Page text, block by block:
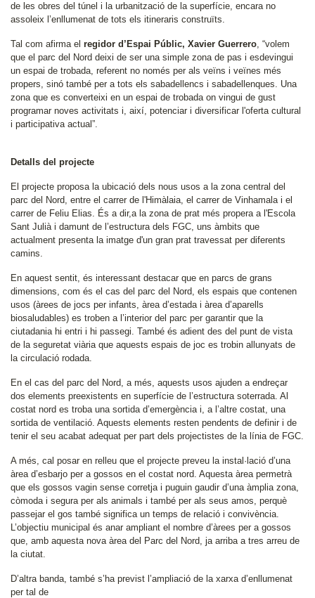
de les obres del túnel i la urbanització de la superfície, encara no
assoleix l’enllumenat de tots els itineraris construïts.
Tal com afirma el regidor d’Espai Públic, Xavier Guerrero, “volem
que el parc del Nord deixi de ser una simple zona de pas i esdevingui
un espai de trobada, referent no només per als veïns i veïnes més
propers, sinó també per a tots els sabadellencs i sabadellenques. Una
zona que es converteixi en un espai de trobada on vingui de gust
programar noves activitats i, així, potenciar i diversificar l'oferta cultural
i participativa actual”.
Detalls del projecte
El projecte proposa la ubicació dels nous usos a la zona central del
parc del Nord, entre el carrer de l'Himàlaia, el carrer de Vinhamala i el
carrer de Feliu Elias. És a dir,a la zona de prat més propera a l'Escola
Sant Julià i damunt de l’estructura dels FGC, uns àmbits que
actualment presenta la imatge d'un gran prat travessat per diferents
camins.
En aquest sentit, és interessant destacar que en parcs de grans
dimensions, com és el cas del parc del Nord, els espais que contenen
usos (àrees de jocs per infants, àrea d’estada i àrea d’aparells
biosaludables) es troben a l’interior del parc per garantir que la
ciutadania hi entri i hi passegi. També és adient des del punt de vista
de la seguretat viària que aquests espais de joc es trobin allunyats de
la circulació rodada.
En el cas del parc del Nord, a més, aquests usos ajuden a endreçar
dos elements preexistents en superfície de l’estructura soterrada. Al
costat nord es troba una sortida d’emergència i, a l’altre costat, una
sortida de ventilació. Aquests elements resten pendents de definir i de
tenir el seu acabat adequat per part dels projectistes de la línia de FGC.
A més, cal posar en relleu que el projecte preveu la instal·lació d’una
àrea d’esbarjo per a gossos en el costat nord. Aquesta àrea permetrà
que els gossos vagin sense corretja i puguin gaudir d’una àmplia zona,
còmoda i segura per als animals i també per als seus amos, perquè
passejar el gos també significa un temps de relació i convivència.
L’objectiu municipal és anar ampliant el nombre d’àrees per a gossos
que, amb aquesta nova àrea del Parc del Nord, ja arriba a tres arreu de
la ciutat.
D’altra banda, també s’ha previst l’ampliació de la xarxa d’enllumenat
per tal de